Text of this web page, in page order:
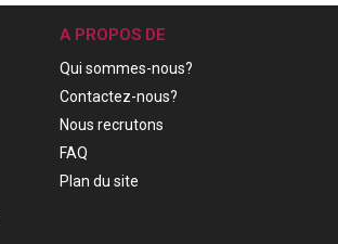
A PROPOS DE
Qui sommes-nous?
Contactez-nous?
Nous recrutons
FAQ
Plan du site